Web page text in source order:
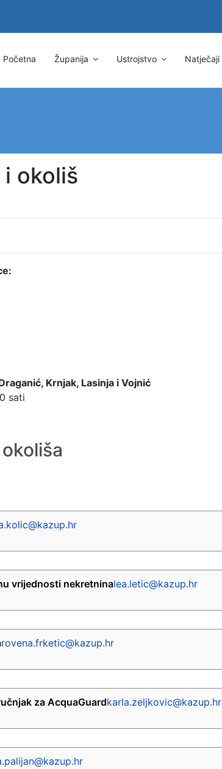
Početna Županija Ustrojstvo Natječaji
okoliš
Krnjak, Lasinja i Vojnić
sati
vrijednosti nekretninalea.letic@kazup.hr
rovena.frketic@kazup.hr
za AcquaGuardkarla.zeljkovic@kazup.hr